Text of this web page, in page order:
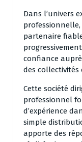
Dans l’univers
partenaire fiable
confiance
des collectivités
Cette société
professionnel
d’expérience
simple
apporte des